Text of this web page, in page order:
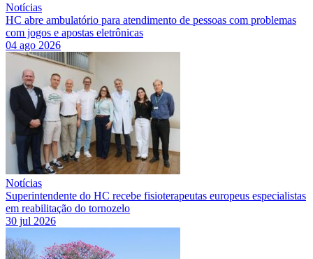
Notícias
HC abre ambulatório para atendimento de pessoas com problemas
com jogos e apostas eletrônicas
04 ago 2026
Notícias
Superintendente do HC recebe fisioterapeutas europeus especialistas
em reabilitação do tornozelo
30 jul 2026